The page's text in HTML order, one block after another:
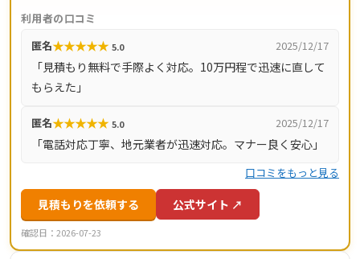
徴です。運営サイト全体で累計問い合わせ500万件以上の
実績があり、コールセンター満足度4.70／修理対応満足度
4.15（5点満点）という利用者評価も公表されています。請
負業者賠償責任保険を完備し、山形県全域を含む全国47都
利用者の口コミ
匿名★★★★★ 5.0 2025/12/17
「見積もり無料で手際よく対応。10万円程で迅速に直して
もらえた」
匿名★★★★★ 5.0 2025/12/17
「電話対応丁寧、地元業者が迅速対応。マナー良く安心」
口コミをもっと見る
見積もりを依頼する 公式サイト ↗
確認日：2026-07-23